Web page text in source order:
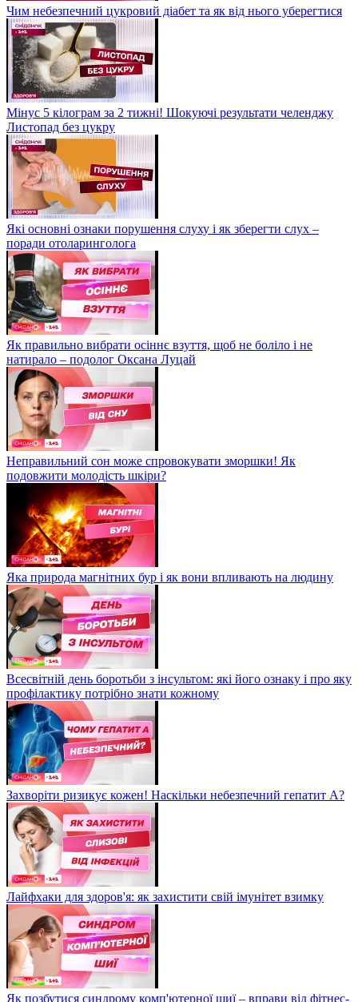
Чим небезпечний цукровий діабет та як від нього уберегтися
Мінус 5 кілограм за 2 тижні! Шокуючі результати челенджу
Листопад без цукру
Які основні ознаки порушення слуху і як зберегти слух –
поради отоларинголога
Як правильно вибрати осіннє взуття, щоб не боліло і не
натирало – подолог Оксана Луцай
Неправильний сон може спровокувати зморшки! Як
подовжити молодість шкіри?
Яка природа магнітних бур і як вони впливають на людину
Всесвітній день боротьби з інсультом: які його ознаку і про яку
профілактику потрібно знати кожному
Захворіти ризикує кожен! Наскільки небезпечний гепатит А?
Лайфхаки для здоров'я: як захистити свій імунітет взимку
Як позбутися синдрому комп'ютерної шиї – вправи від фітнес-